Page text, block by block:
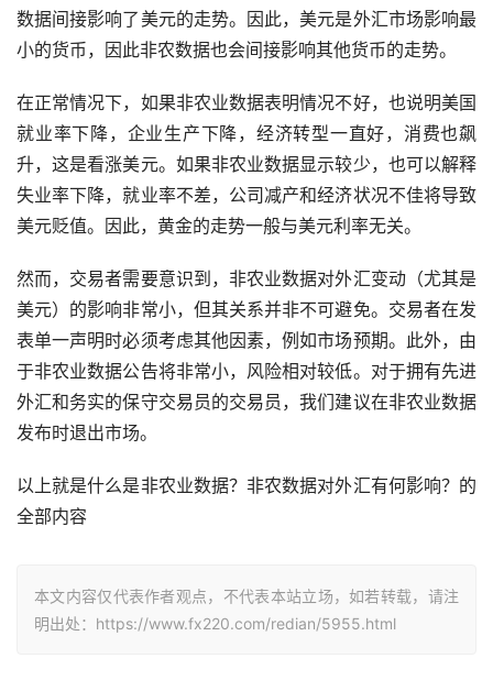
数据间接影响了美元的走势。因此，美元是外汇市场影响最
小的货币，因此非农数据也会间接影响其他货币的走势。
在正常情况下，如果非农业数据表明情况不好，也说明美国
就业率下降，企业生产下降，经济转型一直好，消费也飙
升，这是看涨美元。如果非农业数据显示较少，也可以解释
失业率下降，就业率不差，公司减产和经济状况不佳将导致
美元贬值。因此，黄金的走势一般与美元利率无关。
然而，交易者需要意识到，非农业数据对外汇变动（尤其是
美元）的影响非常小，但其关系并非不可避免。交易者在发
表单一声明时必须考虑其他因素，例如市场预期。此外，由
于非农业数据公告将非常小，风险相对较低。对于拥有先进
外汇和务实的保守交易员的交易员，我们建议在非农业数据
发布时退出市场。
以上就是什么是非农业数据？非农数据对外汇有何影响？的
全部内容
本文内容仅代表作者观点，不代表本站立场，如若转载，请注
明出处：https://www.fx220.com/redian/5955.html